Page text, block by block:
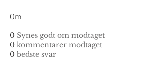
Om
0 Synes godt om modtaget
0 kommentarer modtaget
0 bedste svar